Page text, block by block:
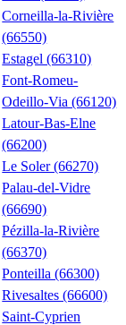
Corneilla-la-Rivière
(66550)
Estagel (66310)
Font-Romeu-
Odeillo-Via (66120)
Latour-Bas-Elne
(66200)
Le Soler (66270)
Palau-del-Vidre
(66690)
Pézilla-la-Rivière
(66370)
Ponteilla (66300)
Rivesaltes (66600)
Saint-Cyprien